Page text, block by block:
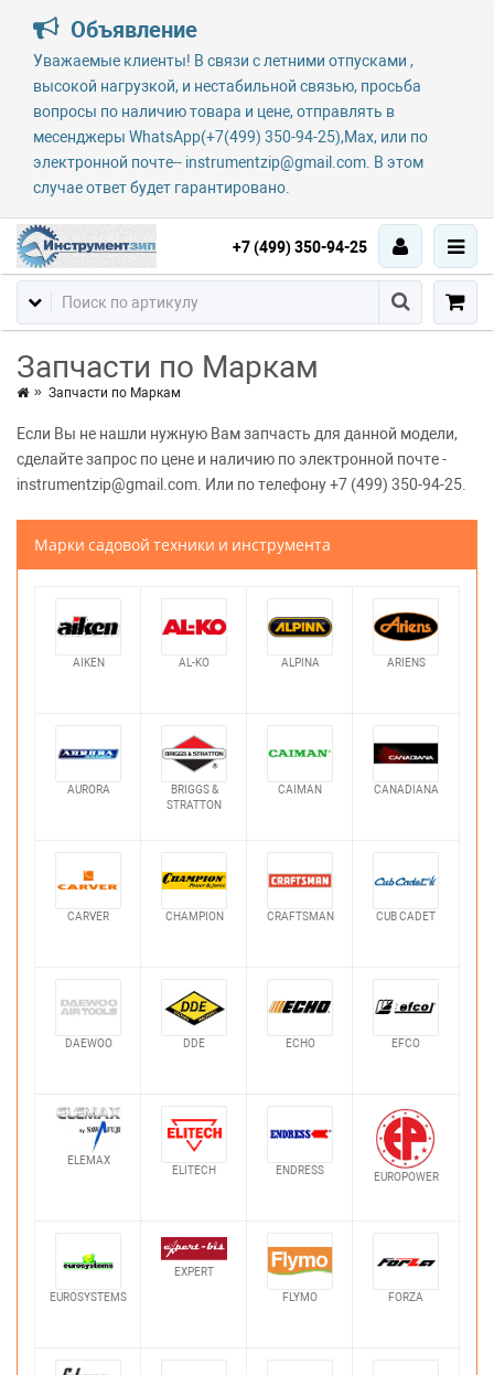
Объявление
Уважаемые клиенты! В связи с летними отпусками ,
высокой нагрузкой, и нестабильной связью, просьба
вопросы по наличию товара и цене, отправлять в
месенджеры WhatsApp(+7(499) 350-94-25),Max, или по
электронной почте-- instrumentzip@gmail.com. В этом
случае ответ будет гарантировано.
+7 (499) 350-94-25
Запчасти по Маркам
Запчасти по Маркам
Если Вы не нашли нужную Вам запчасть для данной модели,
сделайте запрос по цене и наличию по электронной почте -
instrumentzip@gmail.com. Или по телефону +7 (499) 350-94-25.
Марки садовой техники и инструмента
AIKEN AL-KO ALPINA ARIENS
AURORA
BRIGGS &
STRATTON
CAIMAN CANADIANA
CARVER CHAMPION CRAFTSMAN CUB CADET
DAEWOO DDE ECHO EFCO
ELEMAX
ELITECH
ENDRESS
EUROPOWER
EUROSYSTEMS
EXPERT
FLYMO FORZA